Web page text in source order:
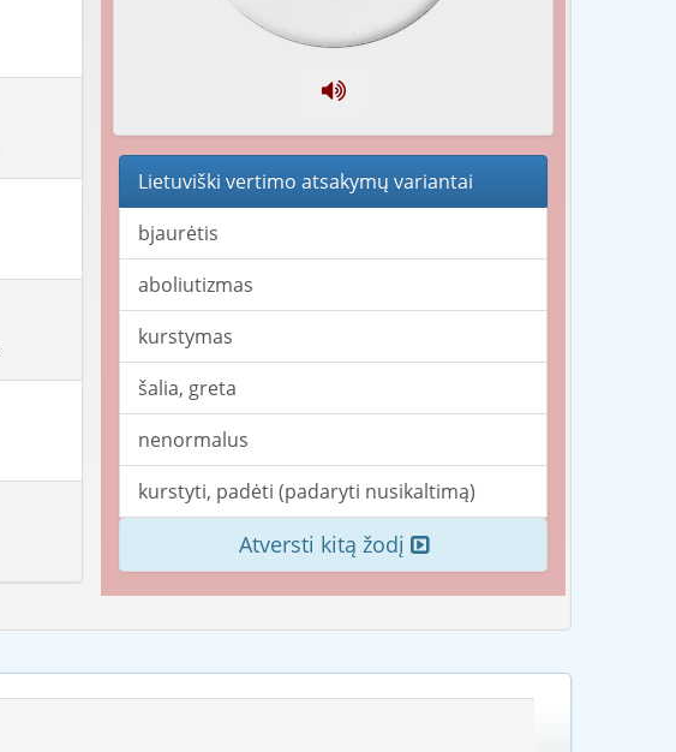
Lietuviški vertimo atsakymų variantai
bjaurėtis
aboliutizmas
kurstymas
šalia, greta
nenormalus
kurstyti, padėti (padaryti nusikaltimą)
Atversti kitą žodį